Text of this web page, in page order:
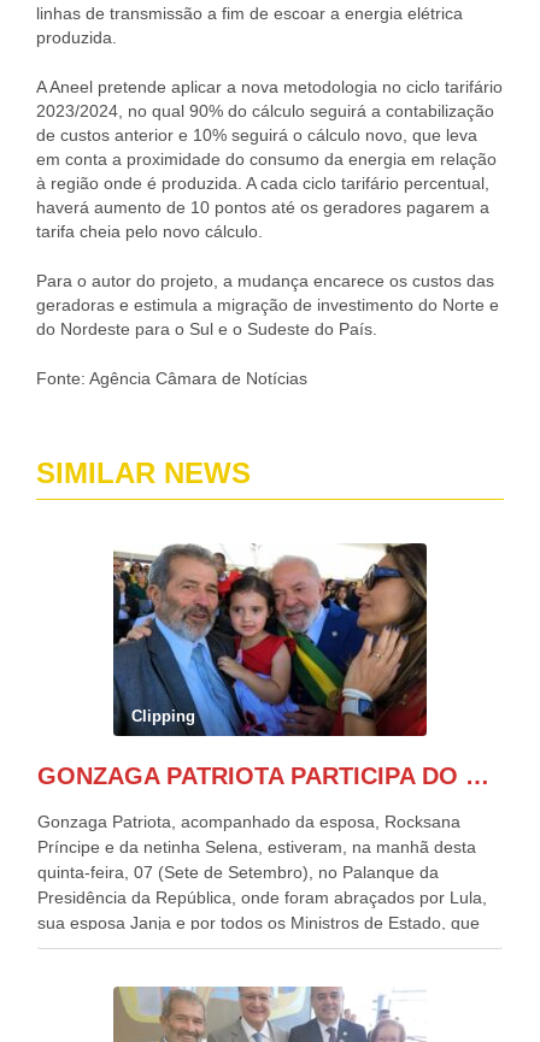
linhas de transmissão a fim de escoar a energia elétrica
produzida.
A Aneel pretende aplicar a nova metodologia no ciclo tarifário
2023/2024, no qual 90% do cálculo seguirá a contabilização
de custos anterior e 10% seguirá o cálculo novo, que leva
em conta a proximidade do consumo da energia em relação
à região onde é produzida. A cada ciclo tarifário percentual,
haverá aumento de 10 pontos até os geradores pagarem a
tarifa cheia pelo novo cálculo.
Para o autor do projeto, a mudança encarece os custos das
geradoras e estimula a migração de investimento do Norte e
do Nordeste para o Sul e o Sudeste do País.
Fonte: Agência Câmara de Notícias
SIMILAR NEWS
Clipping
GONZAGA PATRIOTA PARTICIPA DO DESFILE DA INDEPENDÊNCIA NO PALANQUE DA PRESIDÊNCIA DA REPÚBLICA E É ABRAÇADO POR LULA E POR GERALDO ALCKMIN.
Gonzaga Patriota, acompanhado da esposa, Rocksana
Príncipe e da netinha Selena, estiveram, na manhã desta
quinta-feira, 07 (Sete de Setembro), no Palanque da
Presidência da República, onde foram abraçados por Lula,
sua esposa Janja e por todos os Ministros de Estado, que
estavam presentes, nos Desfiles da Independência da
outros desfiles, na Esplanada dos Ministérios, disse ter sido
o deste ano, o maior e o mais organizado de todos. “Há